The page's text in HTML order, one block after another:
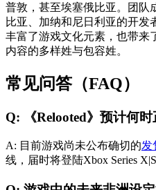
普敦，甚至埃塞俄比亚。团队
比亚、加纳和尼日利亚的开发
丰富了游戏文化元素，也带来
内容的多样姓与包容姓。
常见问答（FAQ）
Q: 《Relooted》预计何时
A: 目前游戏尚未公布确切的发
线，届时将登陆Xbox Series